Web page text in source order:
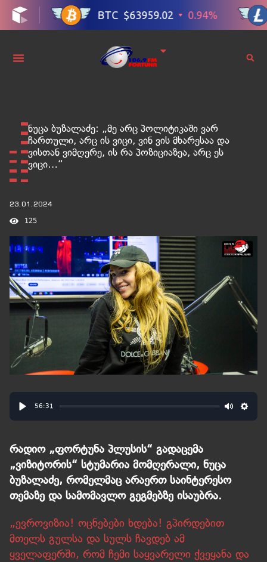
ნუცა ბუზალაძე: „მე არც პოლიტიკაში ვარ
ჩართული, არც ის ვიცი, ვინ ვის მხარესაა და
ვისთან ვიმღერე, ის რა პოზიციაზეა, არც ეს
ვიცი…“
23.01.2024
125
Play
56:31
Mute
რადიო „ფორტუნა პლუსის“ გადაცემა
„ვიზიტორის“ სტუმარია მომღერალი, ნუცა
ბუზალაძე, რომელმაც არაერთ საინტერესო
თემაზე და სამომავლო გეგმებზე ისაუბრა.
„ევროვიზია! ოცნებები ხდება! გპირდებით
მთელს გულსა და სულს ჩავდებ ამ
ყველაფერში, რომ ჩემი საყვარელი ქვეყანა და